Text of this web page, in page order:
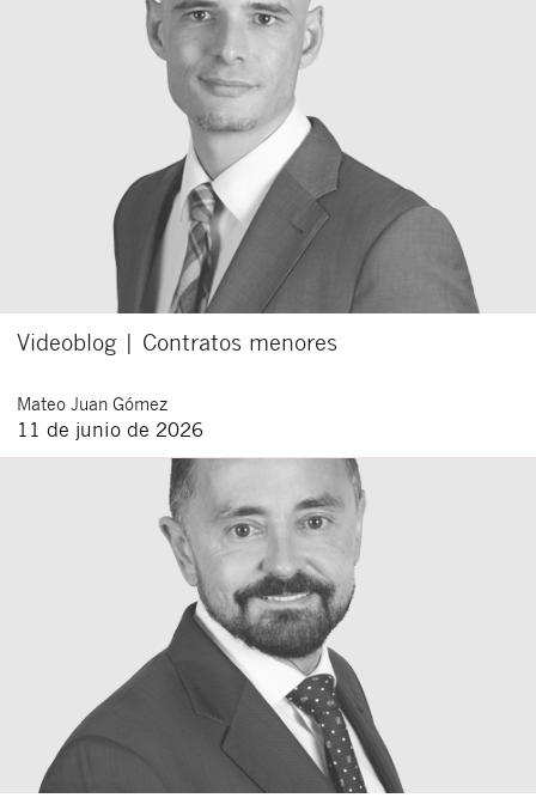
Videoblog | Contratos menores
Mateo Juan Gómez
11 de junio de 2026